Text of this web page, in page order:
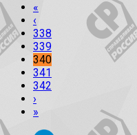
«
‹
338
339
340
341
342
›
»